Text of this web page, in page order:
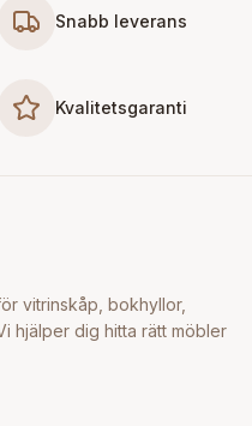
Snabb leverans
Kvalitetsgaranti
vitrinskåp, bokhyllor,
hjälper dig hitta rätt möbler